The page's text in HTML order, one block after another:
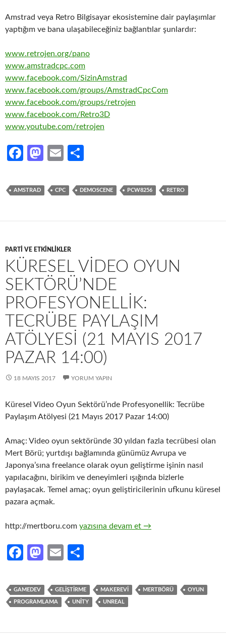
Amstrad veya Retro Bilgisayar ekosistemine dair paylaşımlar
yaptığım ve bana ulaşabileceğiniz bağlantılar şunlardır:
www.retrojen.org/pano
www.amstradcpc.com
www.facebook.com/SizinAmstrad
www.facebook.com/groups/AmstradCpcCom
www.facebook.com/groups/retrojen
www.facebook.com/Retro3D
www.youtube.com/retrojen
Fa
b
o
M
to
o
E
ail ar
AMSTRAD CPC DEMOSCENE PCW8256 RETRO
PARTI VE ETKINLIKLER
KÜRESEL VIDEO OYUN
SEKTÖRÜ’NDE
PROFESYONELLIK:
TECRÜBE PAYLAŞIM
ATÖLYESI (21 MAYIS 2017
PAZAR 14:00)
18 MAYIS 2017 YORUM YAPIN
Küresel Video Oyun Sektörü’nde Profesyonellik: Tecrübe
Paylaşım Atölyesi (21 Mayıs 2017 Pazar 14:00)
Amaç: Video oyun sektöründe 30 yıldan fazla tecrübesi olan
Mert Börü; yurtdışı bağlamında günümüz Avrupa ve
Japonya’sına freelance olarak oyun geliştirme işinin nasıl
yapılacağını, birikim ve deneyimleri ışığında bizlerle
paylaşacak. Temel amaç; oyun geliştiricilerinin ufkunu küresel
pazara açmak.
http://mertboru.com Küresel Video Oyun Sektörü’nde
yazısına devam et →
Fa
b
o
k
M
to
d
n
E
ail ar
e
GAMEDEV GELIŞTIRME MAKEREVI MERTBÖRÜ OYUN
PROGRAMLAMA UNITY UNREAL